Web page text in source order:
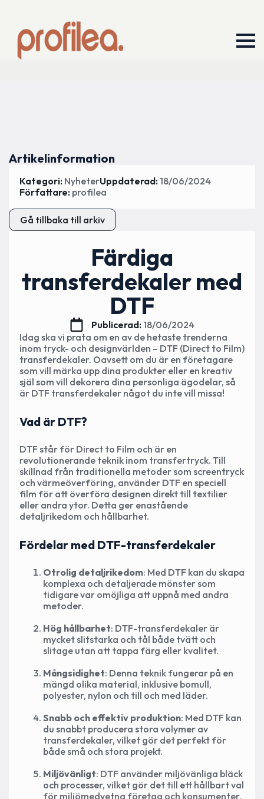
Artikelinformation
Kategori: NyheterUppdaterad: 18/06/2024
Författare: profilea
Gå tillbaka till arkiv
Färdiga
transferdekaler med
DTF
Publicerad: 18/06/2024
Idag ska vi prata om en av de hetaste trenderna
inom tryck- och designvärlden – DTF (Direct to Film)
transferdekaler. Oavsett om du är en företagare
som vill märka upp dina produkter eller en kreativ
själ som vill dekorera dina personliga ägodelar, så
är DTF transferdekaler något du inte vill missa!
Vad är DTF?
DTF står för Direct to Film och är en
revolutionerande teknik inom transfertryck. Till
skillnad från traditionella metoder som screentryck
och värmeöverföring, använder DTF en speciell
film för att överföra designen direkt till textilier
eller andra ytor. Detta ger enastående
detaljrikedom och hållbarhet.
Fördelar med DTF-transferdekaler
Otrolig detaljrikedom: Med DTF kan du skapa
komplexa och detaljerade mönster som
tidigare var omöjliga att uppnå med andra
metoder.
Hög hållbarhet: DTF-transferdekaler är
mycket slitstarka och tål både tvätt och
slitage utan att tappa färg eller kvalitet.
Mångsidighet: Denna teknik fungerar på en
mängd olika material, inklusive bomull,
polyester, nylon och till och med läder.
Snabb och effektiv produktion: Med DTF kan
du snabbt producera stora volymer av
transferdekaler, vilket gör det perfekt för
både små och stora projekt.
Miljövänligt: DTF använder miljövänliga bläck
och processer, vilket gör det till ett hållbart val
för miljömedvetna företag och konsumenter.